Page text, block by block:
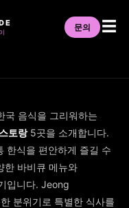
문의 ☰
국 음식을 그리워하는
토랑5곳을 소개합니다.
한식을 편안하게 즐길 수
한 바비큐 메뉴와
입니다. Jeong
분위기로 특별한 식사를